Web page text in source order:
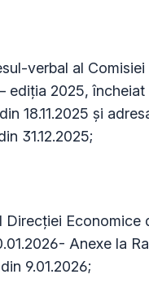
verbal al
2025, încheiat
18.11.2025 și
31.12.2025;
Economice
Anexe la
9.01.2026;